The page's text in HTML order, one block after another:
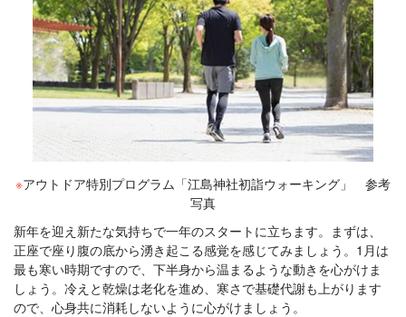
※アウトドア特別プログラム「江島神社初詣ウォーキング」 参考
写真
新年を迎え新たな気持ちで一年のスタートに立ちます。まずは、
正座で座り腹の底から湧き起こる感覚を感じてみましょう。1月は
最も寒い時期ですので、下半身から温まるような動きを心がけま
しょう。冷えと乾燥は老化を進め、寒さで基礎代謝も上がります
ので、心身共に消耗しないように心がけましょう。